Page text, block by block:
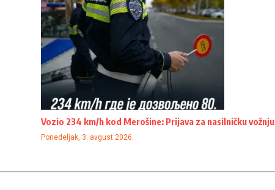
Vozio 234 km/h kod Merošine: Prijava za nasilničku vožnju
Ponedeljak, 3. avgust 2026.